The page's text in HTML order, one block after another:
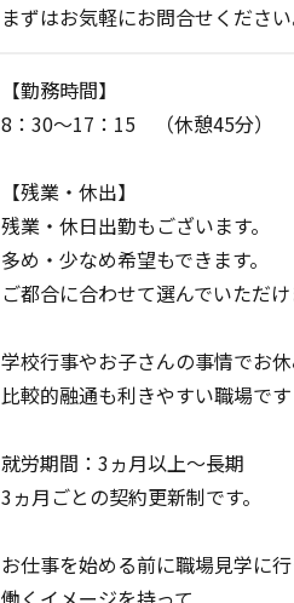
まずはお気軽にお問合せください
【勤務時間】
8：30～17：15 （休憩45分）
【残業・休出】
残業・休日出勤もございます。
多め・少なめ希望もできます。
ご都合に合わせて選んでいただけ
学校行事やお子さんの事情でお
比較的融通も利きやすい職場です
就労期間：3ヵ月以上～長期
3ヵ月ごとの契約更新制です。
お仕事を始める前に職場見学に行